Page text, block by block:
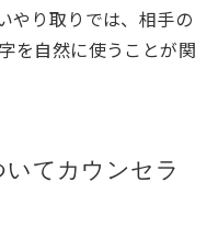
やり取りでは、相手の
を自然に使うことが関
てカウンセラ